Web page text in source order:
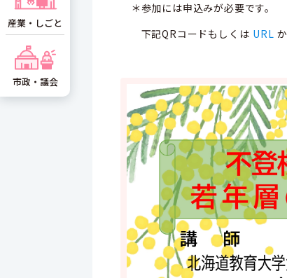
＊参加には申込みが必要です。
下記QRコードもしくは URL
産業・しごと
市政・議会